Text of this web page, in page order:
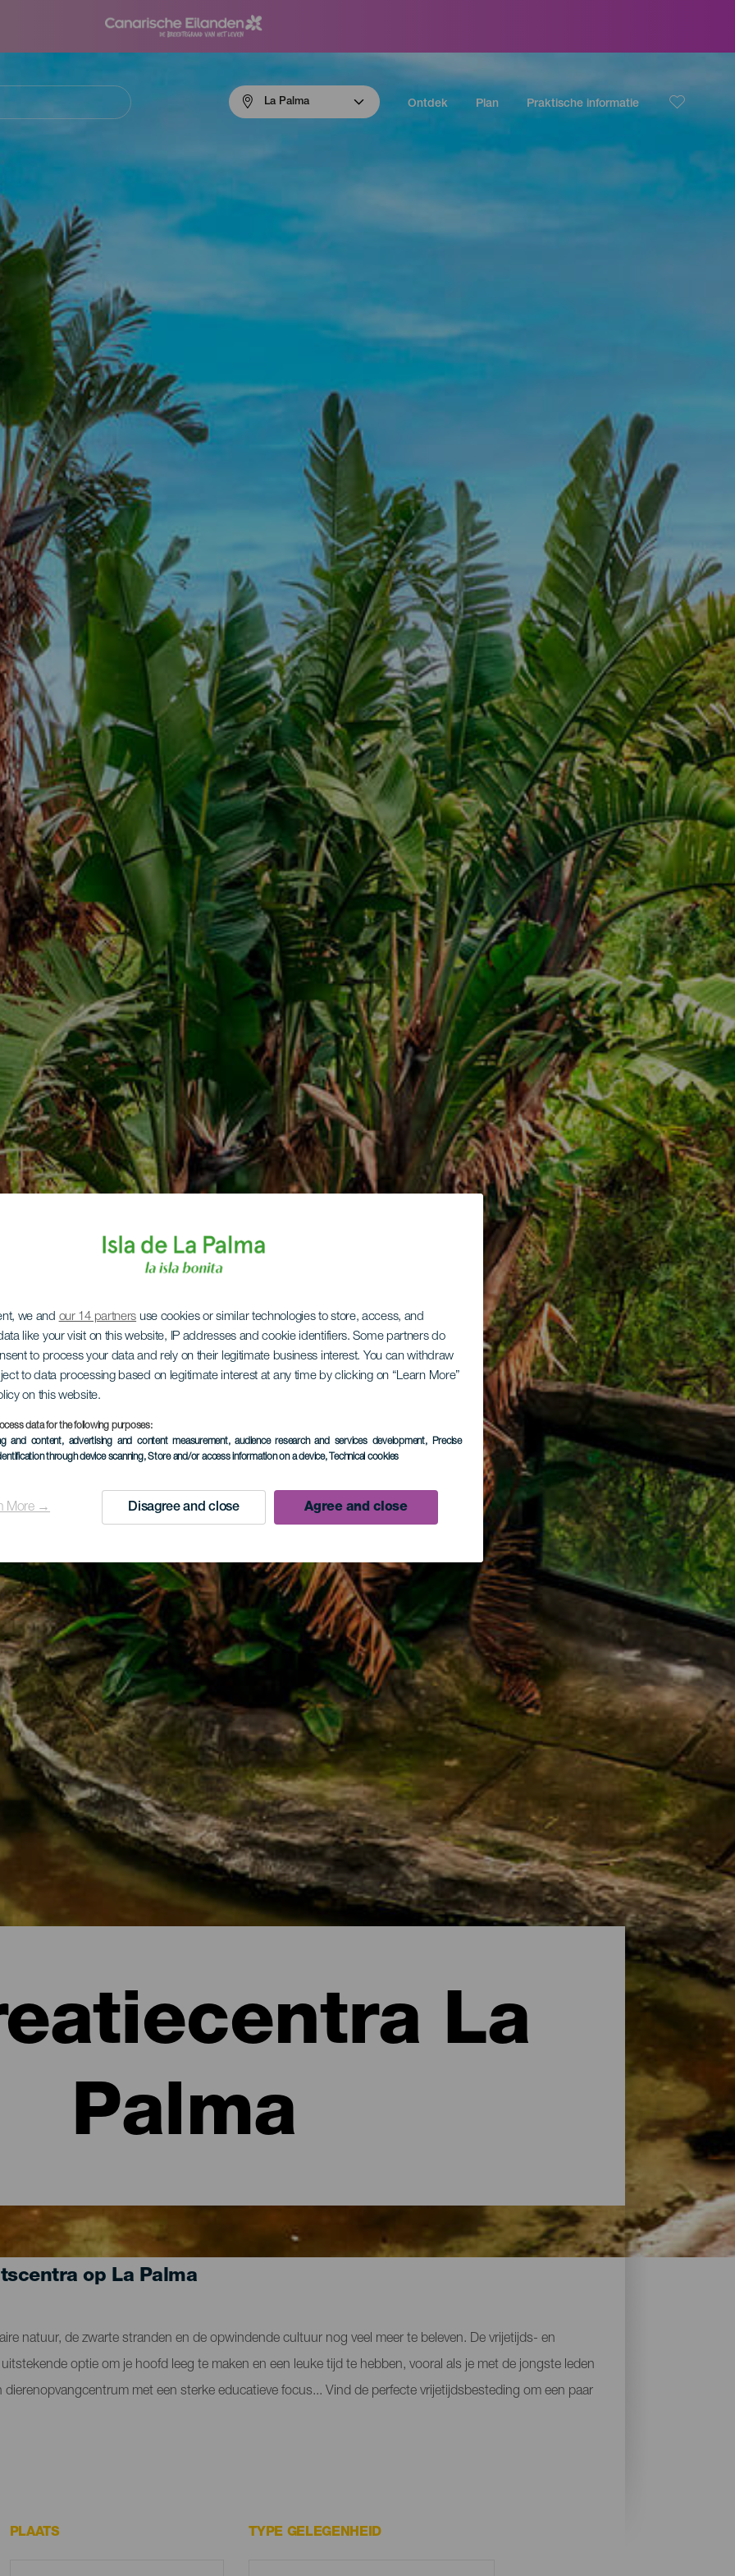
we and our 14 partners use cookies or similar technologies to store, access, and
like your visit on this website, IP addresses and cookie identifiers. Some partners do
to process your data and rely on their legitimate business interest. You can withdraw
to data processing based on legitimate interest at any time by clicking on “Learn More”
on this website.
data for the following purposes:
and content, advertising and content measurement, audience research and services development, Precise
through device scanning, Store and/or access information on a device, Technical cookies
More → Disagree and close Agree and close
La Palma Ontdek Plan Praktische informatie
La
Palma
op La Palma
natuur, de zwarte stranden en de opwindende cultuur nog veel meer te beleven. De vrijetijds- en
optie om je hoofd leeg te maken en een leuke tijd te hebben, vooral als je met de jongste leden
met een sterke educatieve focus... Vind de perfecte vrijetijdsbesteding om een paar
PLAATS TYPE GELEGENHEID